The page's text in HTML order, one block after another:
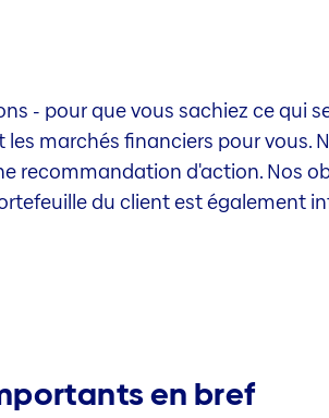
- pour que vous sachiez ce qui
marchés financiers pour
recommandation d'action. Nos
du client est également
en bref